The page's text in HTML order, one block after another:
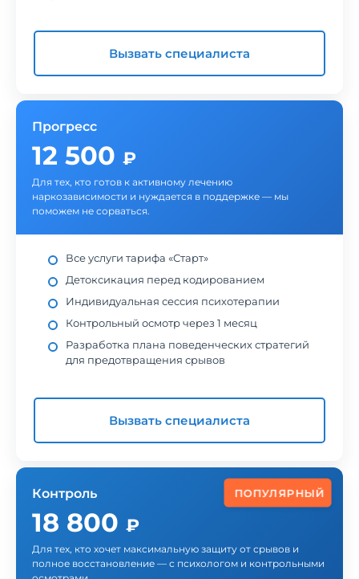
Вызвать специалиста
Прогресс
12 500 ₽
Для тех, кто готов к активному лечению
наркозависимости и нуждается в поддержке — мы
поможем не сорваться.
Все услуги тарифа «Старт»
Детоксикация перед кодированием
Индивидуальная сессия психотерапии
Контрольный осмотр через 1 месяц
Разработка плана поведенческих стратегий
для предотвращения срывов
Вызвать специалиста
ПОПУЛЯРНЫЙ
Контроль
18 800 ₽
Для тех, кто хочет максимальную защиту от срывов и
полное восстановление — с психологом и контрольными